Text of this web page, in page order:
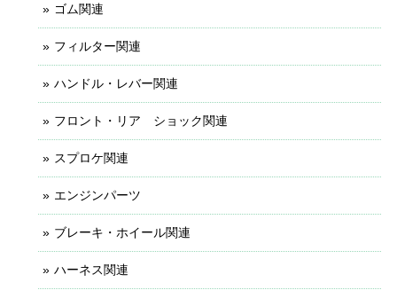
ゴム関連
フィルター関連
ハンドル・レバー関連
フロント・リア ショック関連
スプロケ関連
エンジンパーツ
ブレーキ・ホイール関連
ハーネス関連